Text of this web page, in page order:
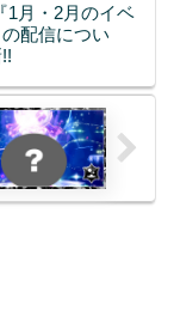
1月・2月のイベ
配信につい